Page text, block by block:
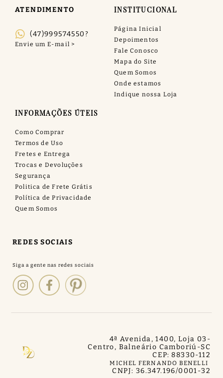
ATENDIMENTO
(47)999574550?
INSTITUCIONAL
Página Inicial
Depoimentos
Fale Conosco
Mapa do Site
Quem Somos
Onde estamos
Indique nossa Loja
INFORMAÇÕES ÚTEIS
Como Comprar
Termos de Uso
Fretes e Entrega
Trocas e Devoluções
Segurança
Politica de Frete Grátis
Política de Privacidade
Quem Somos
REDES SOCIAIS
MICHEL FERNANDO BENELLI
4ª Avenida, 1400, Loja 03 -
Centro, Balneário Camboriú-SC
CEP: 88330-112
CNPJ: 36.347.196/0001-32